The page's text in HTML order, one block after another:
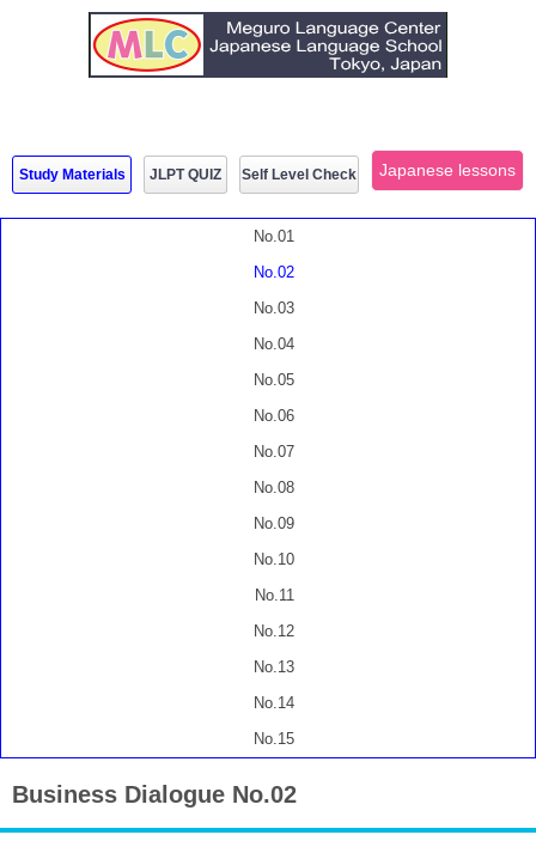
Study Materials JLPT QUIZ Self Level Check Japanese lessons
No.01
No.02
No.03
No.04
No.05
No.06
No.07
No.08
No.09
No.10
No.11
No.12
No.13
No.14
No.15
Business Dialogue No.02